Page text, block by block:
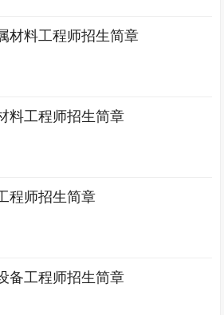
材料工程师招生简章
料工程师招生简章
程师招生简章
备工程师招生简章